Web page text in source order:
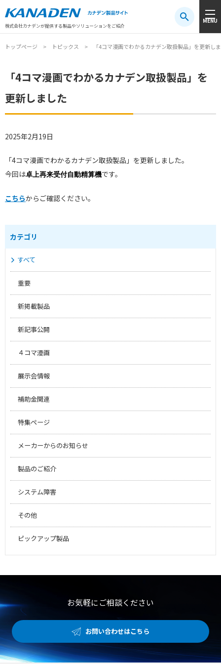
株式会社カナデンが提供する製品やソリューションをご紹介
MENU
注目キーワード#振動センサ#AGV #防爆#アシストスーツ
トップページ トピックス 「4コマ漫画でわかるカナデン取扱製品」を更新し
「4コマ漫画でわかるカナデン取扱製品」を
更新しました
2025年2月19日
「4コマ漫画でわかるカナデン取扱製品」 を更新しました。
今回は卓上再来受付自動精算機です。
こちらからご確認ください。
カテゴリ
すべて
重要
新掲載製品
新記事公開
４コマ漫画
展示会情報
補助金関連
特集ページ
メーカーからのお知らせ
製品のご紹介
システム障害
その他
ピックアップ製品
お気軽にご相談ください
お問い合わせはこちら